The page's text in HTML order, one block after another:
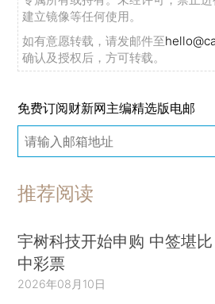
建立镜像等任何使用。
如有意愿转载，请发邮件至
确认及授权后，方可转载。
免费订阅财新网主编精选版电邮
推荐阅读
宇树科技开始申购 中签堪比
中彩票
2026年08月10日